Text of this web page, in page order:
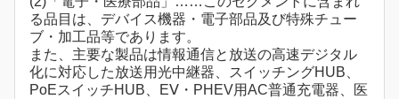
る品目は、デバイス機器・電子部品及び特殊チュー
ブ・加工品等であります。
また、主要な製品は情報通信と放送の高速デジタル
化に対応した放送用光中継器、スイッチングHUB、
PoEスイッチHUB、EⅤ・PHEV用AC普通充電器、医